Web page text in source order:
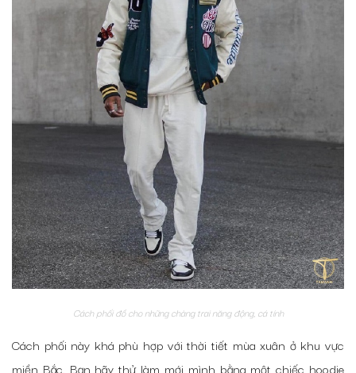
Cách phối đồ cho những chàng trai năng động, cá tính
Cách phối này khá phù hợp với thời tiết mùa xuân ở khu vực
miền Bắc. Bạn hãy thử làm mới mình bằng một chiếc hoodie